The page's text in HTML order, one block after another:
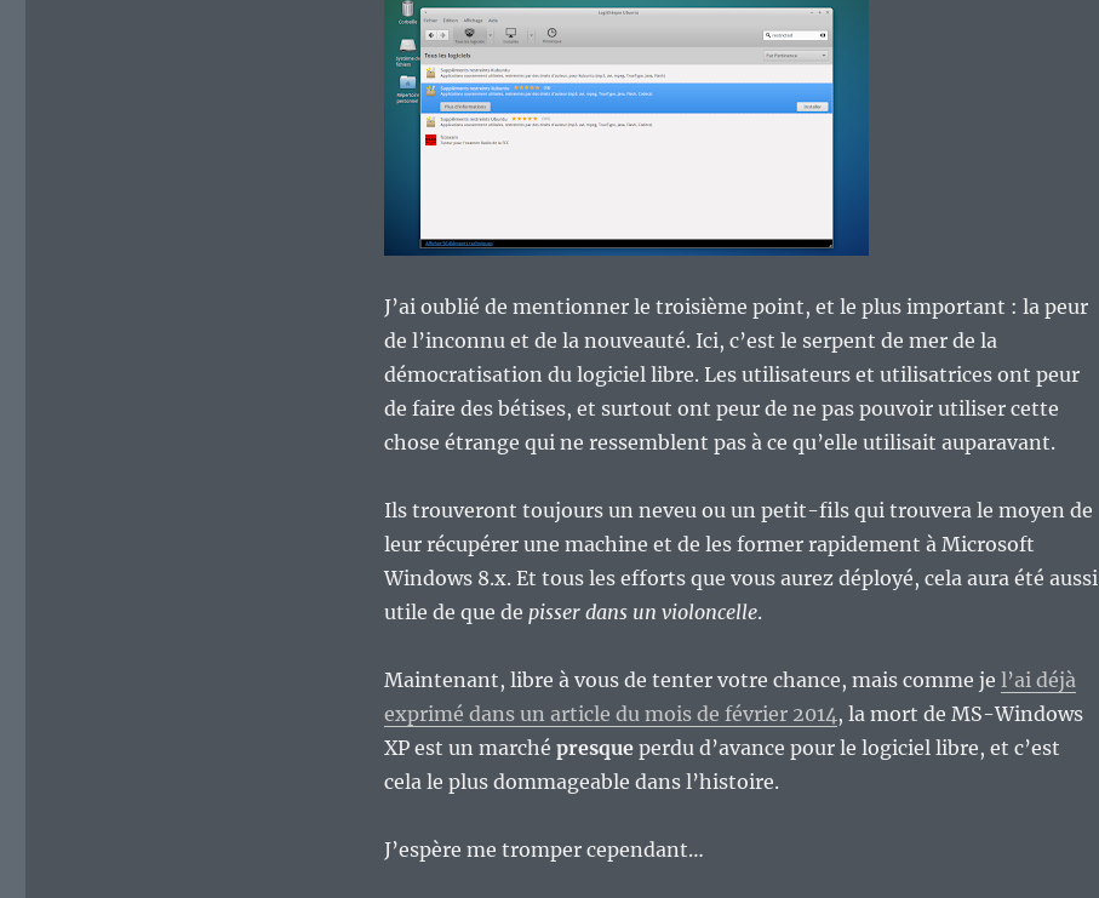
J’ai oublié de mentionner le troisième point, et le plus important : la peur
de l’inconnu et de la nouveauté. Ici, c’est le serpent de mer de la
démocratisation du logiciel libre. Les utilisateurs et utilisatrices ont peur
de faire des bétises, et surtout ont peur de ne pas pouvoir utiliser cette
chose étrange qui ne ressemblent pas à ce qu’elle utilisait auparavant.
Ils trouveront toujours un neveu ou un petit-fils qui trouvera le moyen de
leur récupérer une machine et de les former rapidement à Microsoft
Windows 8.x. Et tous les efforts que vous aurez déployé, cela aura été aussi
utile de que de pisser dans un violoncelle.
Maintenant, libre à vous de tenter votre chance, mais comme je l’ai déjà
exprimé dans un article du mois de février 2014, la mort de MS-Windows
XP est un marché presqueperdu d’avance pour le logiciel libre, et c’est
cela le plus dommageable dans l’histoire.
J’espère me tromper cependant…